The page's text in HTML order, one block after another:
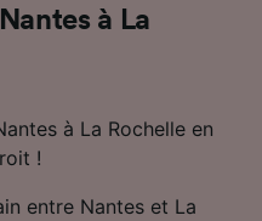
à La
à La Rochelle en
!
entre Nantes et La
pour
ou accéder à des
Publicités et
de